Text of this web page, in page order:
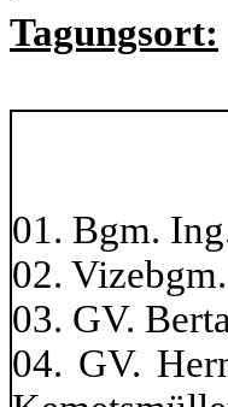
Tagungsort:
01. Bgm.
02.
03. GV.
04.